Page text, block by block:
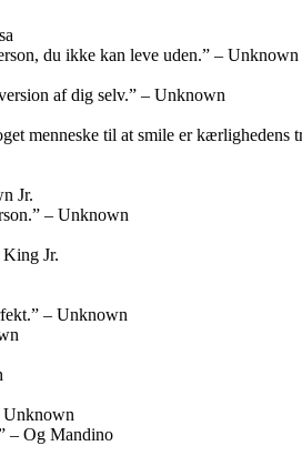
du ikke kan leve uden.” – Unknown
af dig selv.” – Unknown
menneske til at smile er kærlighedens
Jr.
– Unknown
Jr.
– Unknown
Unknown
– Og Mandino